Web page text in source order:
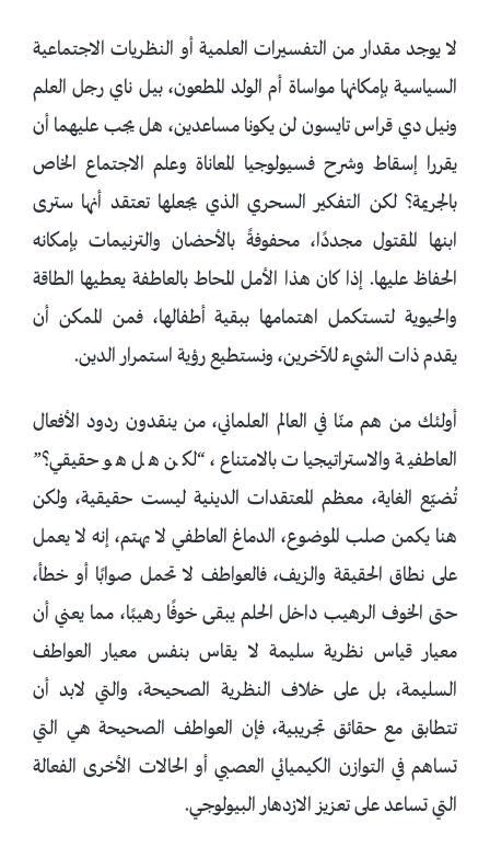
لا يوجد مقدار من التفسيرات العلمية أو النظريات الاجتماعية
السياسية بإمكانها مواساة أم الولد المطعون، بيل ناي رجل العلم
ونيل دي قراس تايسون لن يكونا مساعدين، هل يجب عليهما أن
يقررا إسقاط وشرح فسيولوجيا المعاناة وعلم الاجتماع الخاص
بالجريمة؟ لكن التفكير السحري الذي يجعلها تعتقد أنها سترى
ابنها المقتول مجددًا، محفوفةً بالأحضان والترنيمات بإمكانه
الحفاظ عليها. إذا كان هذا الأمل المحاط بالعاطفة يعطيها الطاقة
والحيوية لتستكمل اهتمامها ببقية أطفالها، فمن الممكن أن
يقدم ذات الشيء للآخرين، ونستطيع رؤية استمرار الدين.
أولئك من هم منّا في العالم العلماني، من ينقدون ردود الأفعال
العاطفية والاستراتيجيات بالامتناع، “لكن هل هو حقيقي؟”
تُضيّع الغاية، معظم المعتقدات الدينية ليست حقيقية، ولكن
هنا يكمن صلب الموضوع، الدماغ العاطفي لا يهتم، إنه لا يعمل
على نطاق الحقيقة والزيف، فالعواطف لا تحمل صوابًا أو خطأ،
حتى الخوف الرهيب داخل الحلم يبقى خوفًا رهيبًا، مما يعني أن
معيار قياس نظرية سليمة لا يقاس بنفس معيار العواطف
السليمة، بل على خلاف النظرية الصحيحة، والتي لابد أن
تتطابق مع حقائق تجريبية، فإن العواطف الصحيحة هي التي
تساهم في التوازن الكيميائي العصبي أو الحالات الأخرى الفعالة
التي تساعد على تعزيز الازدهار البيولوجي.